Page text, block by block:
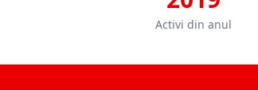
Activi din anul